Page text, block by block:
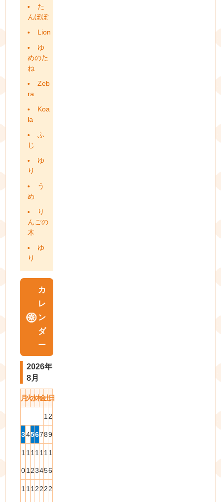
た
んぽぽ
Lion
ゆ
めのた
ね
Zeb
ra
Koa
la
ふ
じ
ゆ
り
う
め
り
んごの
木
ゆ
り
カ
レ
ン
ダ
ー
2026年
8月
月火水木金土日
1 2
3456789
1
0
1
1
1
2
1
3
1
4
1
5
1
6
1 1 1 2222